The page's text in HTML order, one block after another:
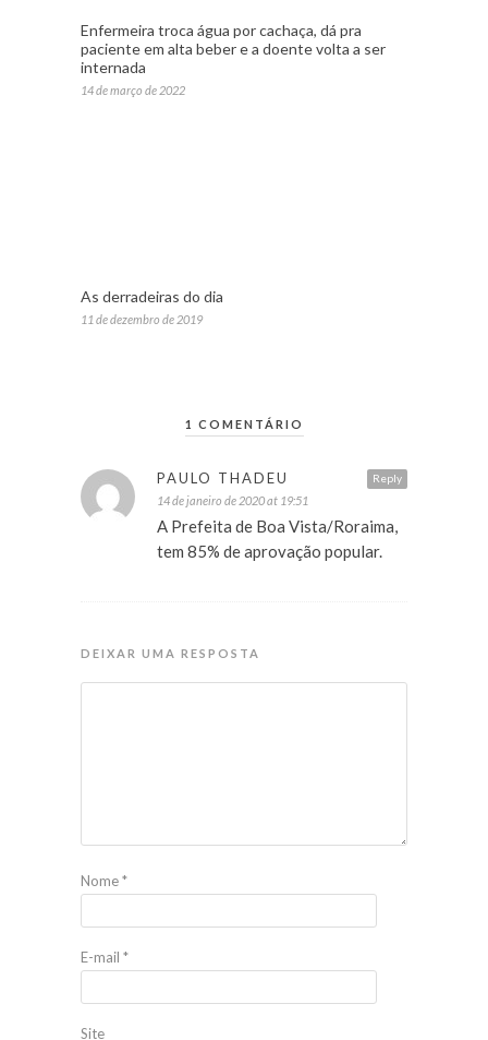
Enfermeira troca água por cachaça, dá pra
paciente em alta beber e a doente volta a ser
internada
14 de março de 2022
As derradeiras do dia
11 de dezembro de 2019
1 COMENTÁRIO
Reply
PAULO THADEU
14 de janeiro de 2020 at 19:51
A Prefeita de Boa Vista/Roraima,
tem 85% de aprovação popular.
DEIXAR UMA RESPOSTA
Nome*
E-mail *
Site